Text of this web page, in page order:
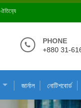
ঐতিহ্যে
PHONE
+880 31-
জার্নাল নোটিশবোর্ড